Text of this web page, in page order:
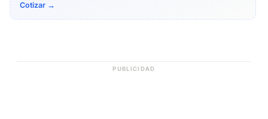
Cotizar →
PUBLICIDAD